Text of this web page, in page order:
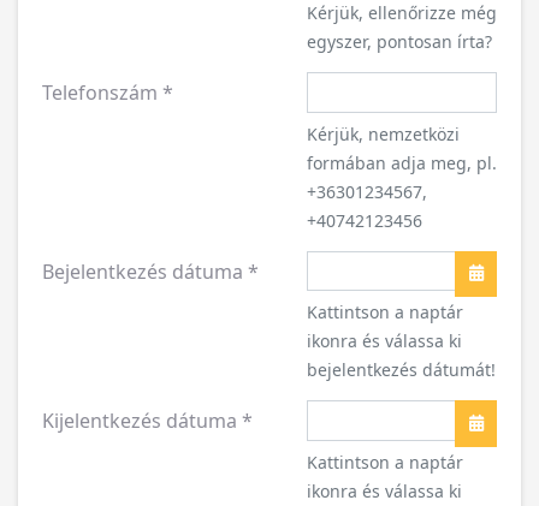
Kérjük, ellenőrizze még
egyszer, pontosan írta?
Telefonszám *
Kérjük, nemzetközi
formában adja meg, pl.
+36301234567,
+40742123456
Bejelentkezés dátuma *
Naptár
Kattintson a naptár
ikonra és válassa ki
bejelentkezés dátumát!
Kijelentkezés dátuma *
Naptár
Kattintson a naptár
ikonra és válassa ki